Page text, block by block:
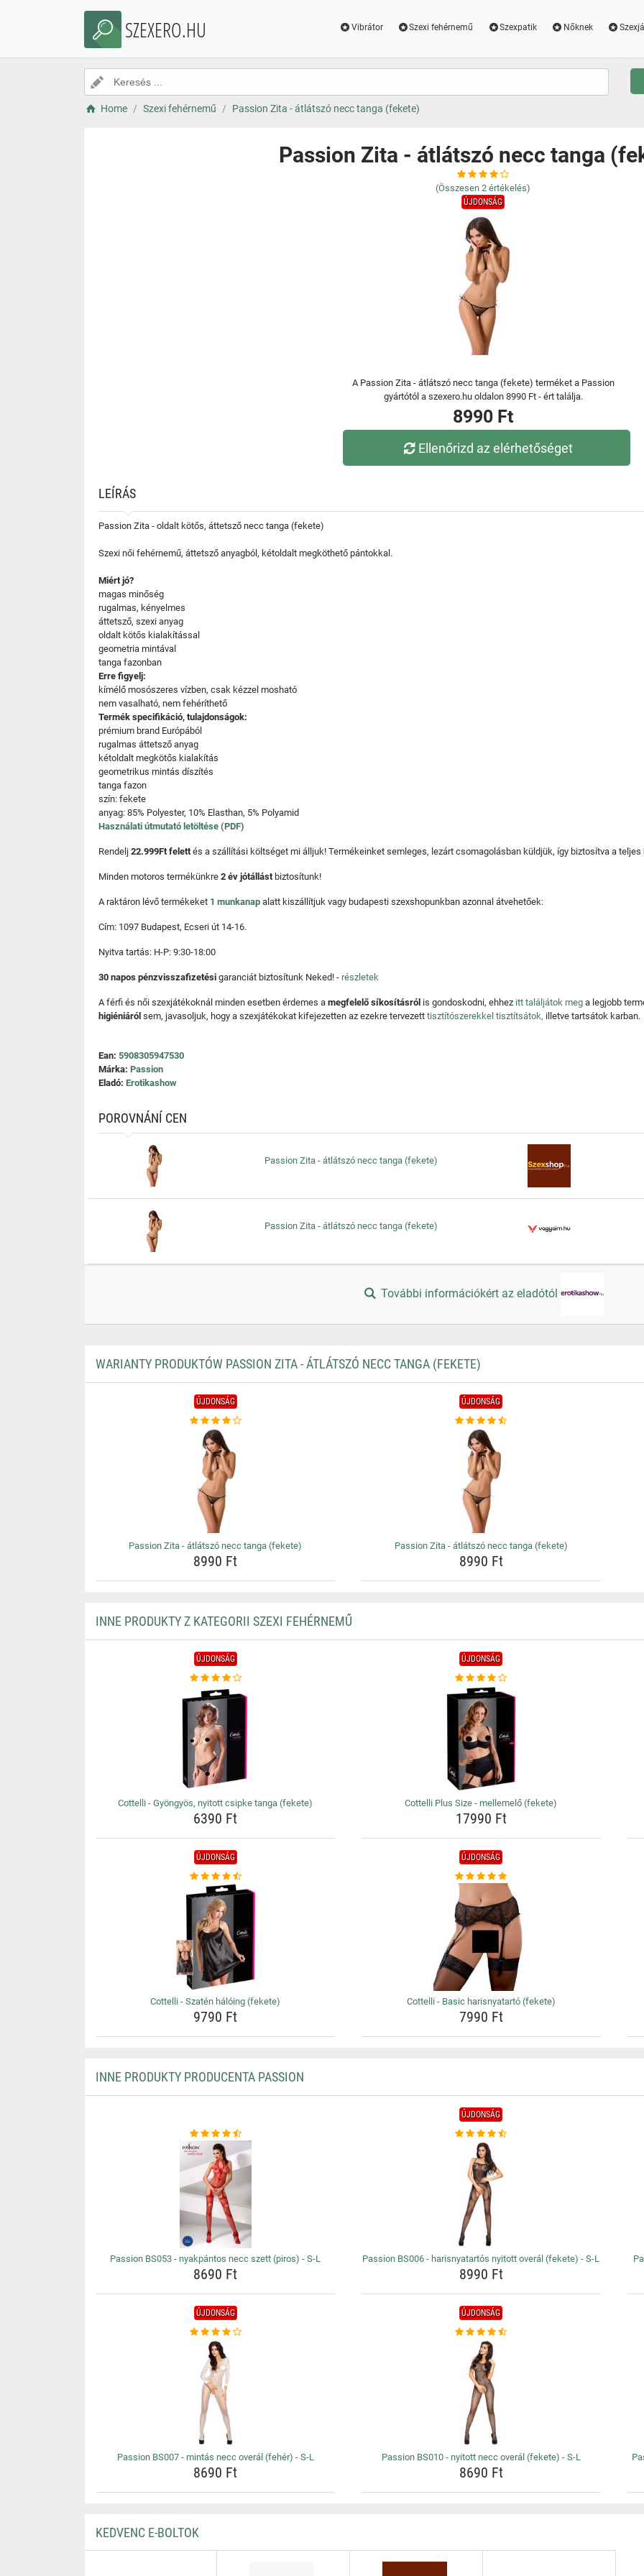
SZEXERO.HU Vibrátor Szexi fehérnemű Szexpatik Nőknek
Home Szexi fehérnemű Passion Zita - átlátszó necc tanga (fekete)
Passion Zita - átlátszó necc tanga
(Összesen 2 értékelés)
ÚJDONSÁG
A Passion Zita - átlátszó necc tanga (fekete) terméket a Passion
gyártótól a szexero.hu oldalon 8990 Ft - ért találja.
8990 Ft
Ellenőrizd az elérhetőséget
LEÍRÁS
Passion Zita - oldalt kötős, áttetsző necc tanga (fekete)
Szexi női fehérnemű, áttetsző anyagból, kétoldalt megköthető pántokkal.
Miért jó?
magas minőség
rugalmas, kényelmes
áttetsző, szexi anyag
oldalt kötős kialakítással
geometria mintával
tanga fazonban
Erre figyelj:
kímélő mosószeres vízben, csak kézzel mosható
nem vasalható, nem fehéríthető
Termék specifikáció, tulajdonságok:
prémium brand Európából
rugalmas áttetsző anyag
kétoldalt megkötős kialakítás
geometrikus mintás díszítés
tanga fazon
szín: fekete
anyag: 85% Polyester, 10% Elasthan, 5% Polyamid
Használati útmutató letöltése (PDF)
Rendelj 22.999Ft felettés a szállítási költséget mi álljuk! Termékeinket semleges, lezárt csomagolásban küldjük, így biztosítva a teljes
Minden motoros termékünkre 2 év jótállást biztosítunk!
A raktáron lévő termékeket 1 munkanap alatt kiszállítjuk vagy budapesti szexshopunkban azonnal átvehetőek:
Cím: 1097 Budapest, Ecseri út 14-16.
Nyitva tartás: H-P: 9:30-18:00
30 napos pénzvisszafizetési garanciát biztosítunk Neked! - részletek
A férfi és női szexjátékoknál minden esetben érdemes a megfelelő síkosításról is gondoskodni, ehhez itt találjátok meg a legjobb
higiéniáról sem, javasoljuk, hogy a szexjátékokat kifejezetten az ezekre tervezett tisztítószerekkel tisztítsátok, illetve tartsátok karban.
Ean: 5908305947530
Márka: Passion
Eladó: Erotikashow
POROVNÁNÍ CEN
Passion Zita - átlátszó necc tanga (fekete)
Passion Zita - átlátszó necc tanga (fekete)
További információkért az eladótól
WARIANTY PRODUKTÓW PASSION ZITA - ÁTLÁTSZÓ NECC TANGA (FEKETE)
ÚJDONSÁG
Passion Zita - átlátszó necc tanga (fekete)
8990 Ft
ÚJDONSÁG
Passion Zita - átlátszó necc tanga (fekete)
8990 Ft
INNE PRODUKTY Z KATEGORII SZEXI FEHÉRNEMŰ
ÚJDONSÁG
Cottelli - Gyöngyös, nyitott csipke tanga (fekete)
6390 Ft
ÚJDONSÁG
Cottelli Plus Size - mellemelő (fekete)
17990 Ft
ÚJDONSÁG
Cottelli - Szatén hálóing (fekete)
9790 Ft
ÚJDONSÁG
Cottelli - Basic harisnyatartó (fekete)
7990 Ft
INNE PRODUKTY PRODUCENTA PASSION
Passion BS053 - nyakpántos necc szett (piros) - S-L
8690 Ft
ÚJDONSÁG
Passion BS006 - harisnyatartós nyitott overál (fekete) - S-L
8990 Ft
ÚJDONSÁG
Passion BS007 - mintás necc overál (fehér) - S-L
8690 Ft
ÚJDONSÁG
Passion BS010 - nyitott necc overál (fekete) - S-L
8690 Ft
KEDVENC E-BOLTOK